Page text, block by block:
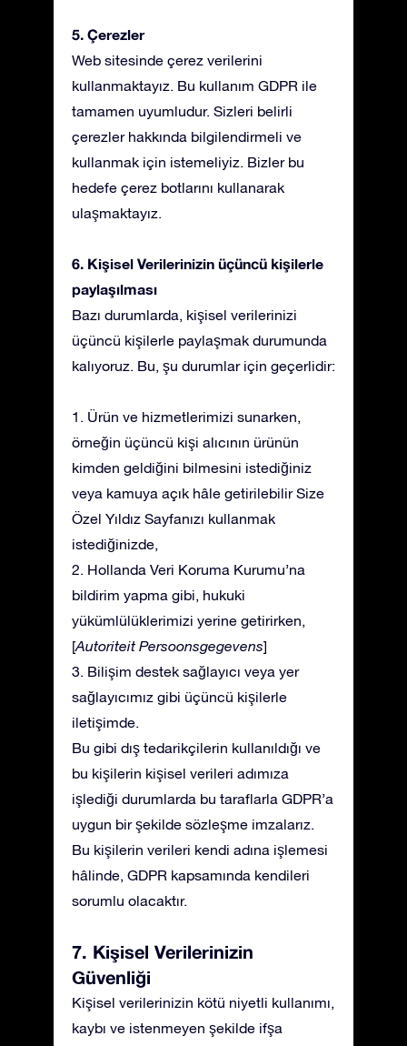
5. Çerezler
Web sitesinde çerez verilerini
kullanmaktayız. Bu kullanım GDPR ile
tamamen uyumludur. Sizleri belirli
çerezler hakkında bilgilendirmeli ve
kullanmak için istemeliyiz. Bizler bu
hedefe çerez botlarını kullanarak
ulaşmaktayız.
6. Kişisel Verilerinizin üçüncü kişilerle
paylaşılması
Bazı durumlarda, kişisel verilerinizi
üçüncü kişilerle paylaşmak durumunda
kalıyoruz. Bu, şu durumlar için geçerlidir:
1. Ürün ve hizmetlerimizi sunarken,
örneğin üçüncü kişi alıcının ürünün
kimden geldiğini bilmesini istediğiniz
veya kamuya açık hâle getirilebilir Size
Özel Yıldız Sayfanızı kullanmak
istediğinizde,
2. Hollanda Veri Koruma Kurumu’na
bildirim yapma gibi, hukuki
yükümlülüklerimizi yerine getirirken,
[Autoriteit Persoonsgegevens]
3. Bilişim destek sağlayıcı veya yer
sağlayıcımız gibi üçüncü kişilerle
iletişimde.
Bu gibi dış tedarikçilerin kullanıldığı ve
bu kişilerin kişisel verileri adımıza
işlediği durumlarda bu taraflarla GDPR’a
uygun bir şekilde sözleşme imzalarız.
Bu kişilerin verileri kendi adına işlemesi
hâlinde, GDPR kapsamında kendileri
sorumlu olacaktır.
7. Kişisel Verilerinizin
Güvenliği
Kişisel verilerinizin kötü niyetli kullanımı,
kaybı ve istenmeyen şekilde ifşa